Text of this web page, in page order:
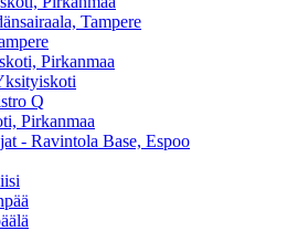
Tampere
Pirkanmaa
Q
Pirkanmaa
- Ravintola Base, Espoo